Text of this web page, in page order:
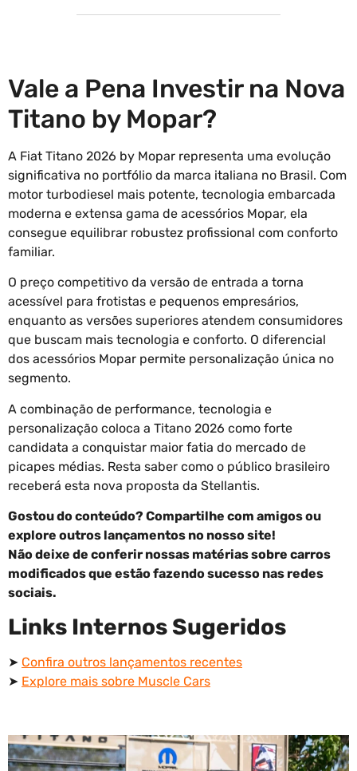
Vale a Pena Investir na Nova
Titano by Mopar?
A Fiat Titano 2026 by Mopar representa uma evolução
significativa no portfólio da marca italiana no Brasil. Com
motor turbodiesel mais potente, tecnologia embarcada
moderna e extensa gama de acessórios Mopar, ela
consegue equilibrar robustez profissional com conforto
familiar.
O preço competitivo da versão de entrada a torna
acessível para frotistas e pequenos empresários,
enquanto as versões superiores atendem consumidores
que buscam mais tecnologia e conforto. O diferencial
dos acessórios Mopar permite personalização única no
segmento.
A combinação de performance, tecnologia e
personalização coloca a Titano 2026 como forte
candidata a conquistar maior fatia do mercado de
picapes médias. Resta saber como o público brasileiro
receberá esta nova proposta da Stellantis.
Gostou do conteúdo? Compartilhe com amigos ou
explore outros lançamentos no nosso site!
Não deixe de conferir nossas matérias sobre carros
modificados que estão fazendo sucesso nas redes
sociais.
Links Internos Sugeridos
➤ Confira outros lançamentos recentes
➤ Explore mais sobre Muscle Cars